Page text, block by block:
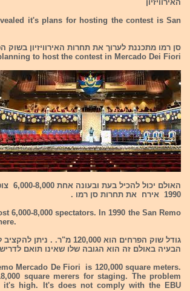
האירוויזיון
it's plans for hosting the contest is San
to host the contest in Mercado Dei Fiori.
האולם
1990 אירח את תחרות סן רמו .
6,000-8,000 spectators. In 1990 the San Remo
הבעיה באולם זה הוא הגובה שלו שאינו תואם
Mercado De Fiori is 120,000 square meters.
square merers for staging. The problem
high. It's does not comply with the EBU